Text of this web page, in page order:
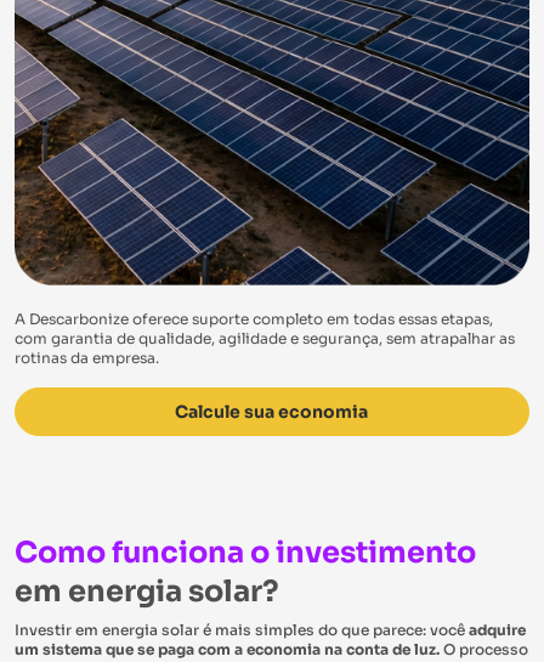
A Descarbonize oferece suporte completo em todas essas etapas,
com garantia de qualidade, agilidade e segurança, sem atrapalhar as
rotinas da empresa.
Calcule sua economia
Como funciona o investimento
em energia solar?
Investir em energia solar é mais simples do que parece: você adquire
um sistema que se paga com a economia na conta de luz. O processo